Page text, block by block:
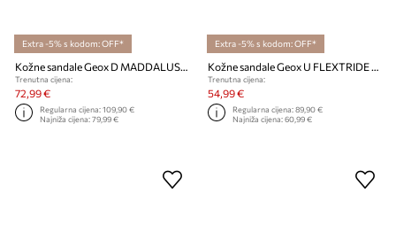
Extra -5% s kodom: OFF*
Kožne sandale Geox D MADDALUSIAC
Trenutna cijena:
72,99 €
Regularna cijena:109,90 €
Najniža cijena:79,99 €
Extra -5% s kodom: OFF*
Kožne sandale Geox U FLEXTRIDE S
Trenutna cijena:
54,99 €
Regularna cijena:89,90 €
Najniža cijena:60,99 €